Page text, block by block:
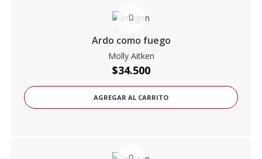
Ardo como fuego
Molly Aitken
$34.500
AGREGAR AL CARRITO